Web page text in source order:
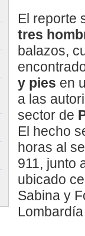
El reporte
tres
balazos,
y pies en
a las
sector de
El hecho
horas al
911, junto
ubicado
Sabina y